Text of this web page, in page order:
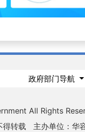
政府部门导航
All Rights
得转载
主办单位：华